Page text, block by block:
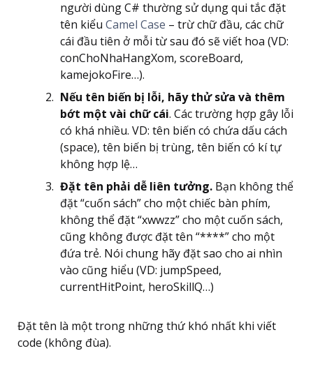
người dùng C# thường sử dụng qui tắc đặt
tên kiểu Camel Case – trừ chữ đầu, các chữ
cái đầu tiên ở mỗi từ sau đó sẽ viết hoa (VD:
conChoNhaHangXom, scoreBoard,
kamejokoFire…).
Nếu tên biến bị lỗi, hãy thử sửa và thêm
bớt một vài chữ cái. Các trường hợp gây lỗi
có khá nhiều. VD: tên biến có chứa dấu cách
(space), tên biến bị trùng, tên biến có kí tự
không hợp lệ…
Đặt tên phải dễ liên tưởng. Bạn không thể
đặt “cuốn sách” cho một chiếc bàn phím,
không thể đặt “xwwzz” cho một cuốn sách,
cũng không được đặt tên “****” cho một
đứa trẻ. Nói chung hãy đặt sao cho ai nhìn
vào cũng hiểu (VD: jumpSpeed,
currentHitPoint, heroSkillQ…)
Đặt tên là một trong những thứ khó nhất khi viết
code (không đùa).